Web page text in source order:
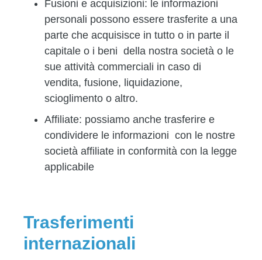
Fusioni e acquisizioni: le informazioni
personali possono essere trasferite a una
parte che acquisisce in tutto o in parte il
capitale o i beni della nostra società o le
sue attività commerciali in caso di
vendita, fusione, liquidazione,
scioglimento o altro.
Affiliate: possiamo anche trasferire e
condividere le informazioni con le nostre
società affiliate in conformità con la legge
applicabile
Trasferimenti
internazionali